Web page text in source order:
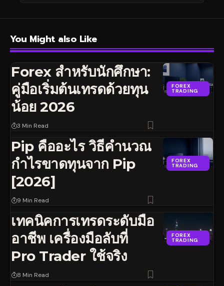
You Might also Like
FOREX
TRADING
Forex สำหรับนักศึกษา:
คู่มือเริ่มต้นเทรดด้วยทุน
น้อย 2026
3 Min Read
FOREX
TRADING
Pip คืออะไร วิธีคำนวณ
กำไรขาดทุนจาก Pip
[2026]
9 Min Read
FOREX
TRADING
เทคนิคการเทรดระดับมือ
อาชีพ เครื่องมือลับที่
Pro Trader ใช้จริง
8 Min Read